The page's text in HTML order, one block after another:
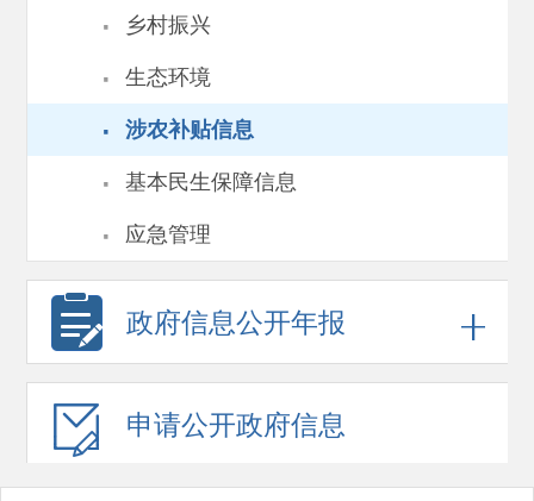
· 乡村振兴
· 生态环境
· 涉农补贴信息
· 基本民生保障信息
· 应急管理
政府信息公开年报
申请公开政府信息